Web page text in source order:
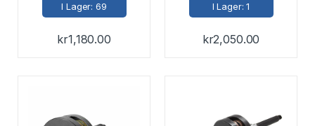
I Lager: 69
kr1,180.00
I Lager: 1
kr2,050.00